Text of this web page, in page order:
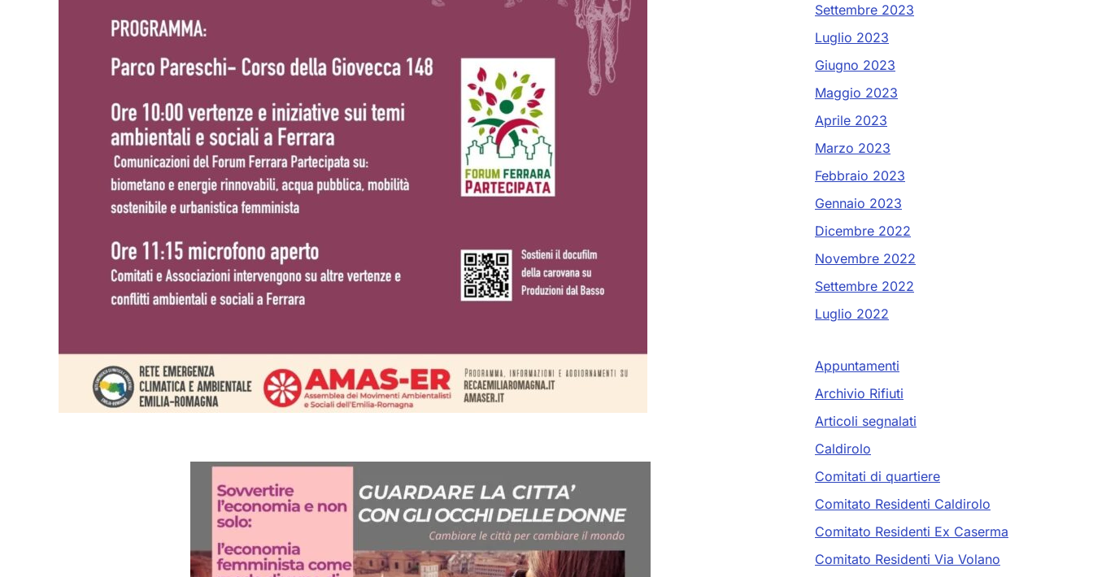
Settembre 2023
Luglio 2023
Giugno 2023
Maggio 2023
Aprile 2023
Marzo 2023
Febbraio 2023
Gennaio 2023
Dicembre 2022
Novembre 2022
Settembre 2022
Luglio 2022
Appuntamenti
Archivio Rifiuti
Articoli segnalati
Caldirolo
Comitati di quartiere
Comitato Residenti Caldirolo
Comitato Residenti Ex Caserma
Comitato Residenti Via Volano